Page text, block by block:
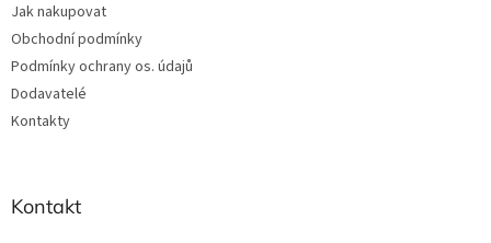
Jak nakupovat
Obchodní podmínky
Podmínky ochrany os. údajů
Dodavatelé
Kontakty
Kontakt